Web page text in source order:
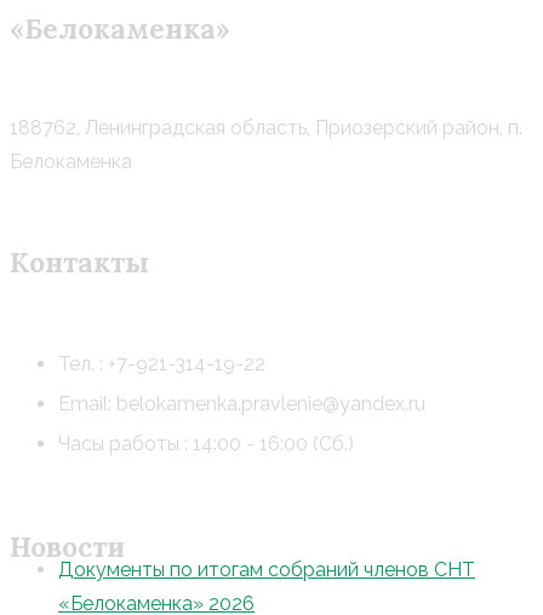
«Белокаменка»
188762, Ленинградская область, Приозерский район, п.
Белокаменка
Контакты
Тел. : +7-921-314-19-22
Email: belokamenka.pravlenie@yandex.ru
Часы работы : 14:00 - 16:00 (Сб.)
Новости
Документы по итогам собраний членов СНТ
«Белокаменка» 2026